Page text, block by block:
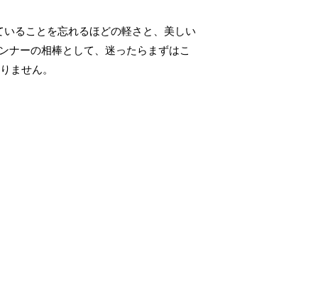
ることを忘れるほどの軽さと、美しい
ナーの相棒として、迷ったらまずはこ
ません。